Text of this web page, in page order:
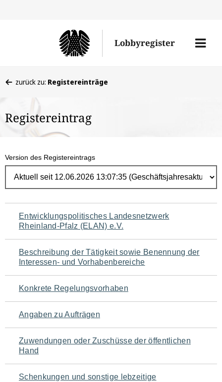
Lobbyregister
Menü
befinden
hier:
zurück zu: Registereinträge
Registereintrag
Version des Registereintrags
Navigation
für
den
Seiteninhalt
Entwicklungspolitisches Landesnetzwerk
Rheinland-Pfalz (ELAN) e.V.
Beschreibung der Tätigkeit sowie Benennung der
Interessen- und Vorhabenbereiche
Konkrete Regelungsvorhaben
Angaben zu Aufträgen
Zuwendungen oder Zuschüsse der öffentlichen
Hand
Schenkungen und sonstige lebzeitige